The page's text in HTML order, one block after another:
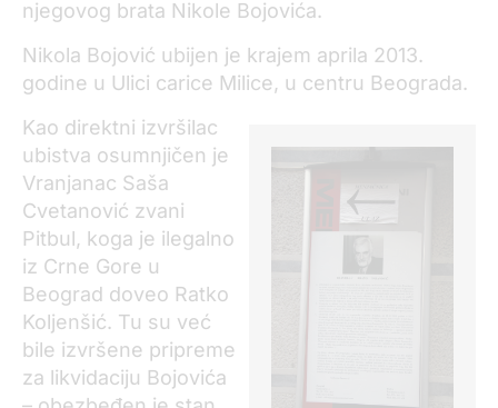
njegovog brata Nikole Bojovića.
Nikola Bojović ubijen je krajem aprila 2013.
godine u Ulici carice Milice, u centru Beograda.
Kao direktni izvršilac
ubistva osumnjičen je
Vranjanac Saša
Cvetanović zvani
Pitbul, koga je ilegalno
iz Crne Gore u
Beograd doveo Ratko
Koljenšić. Tu su već
bile izvršene pripreme
za likvidaciju Bojovića